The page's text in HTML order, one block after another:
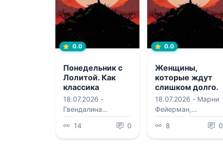
0.0
Понедельник с
Лолитой. Как
классика
помогает
справляться с
жизненными
трудностями
18.07.2026 -
Гвендалина
Миддей,Наталья
Юрьевна
Половинко
14 0
0.0
Женщины,
которые ждут
слишком долго.
Как перестать
тратить время
на недоступных,
женатых, не
18.07.2026 - Марни
Фейерман,
Валентина
Дмитриевна
Баттиста
8 0